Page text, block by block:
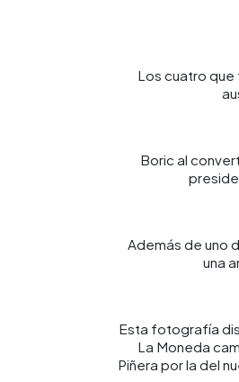
Los cuatro que
Boric al
Además de uno
una
Esta fotografía
La Moneda
Piñera por la del